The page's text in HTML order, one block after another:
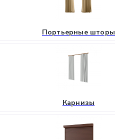
Портьерные шторы
Карнизы